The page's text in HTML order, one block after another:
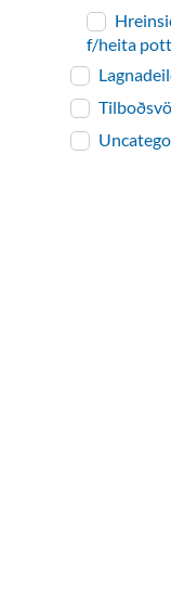
f/heita